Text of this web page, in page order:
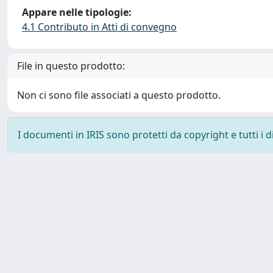
Appare nelle tipologie:
4.1 Contributo in Atti di convegno
File in questo prodotto:
Non ci sono file associati a questo prodotto.
I documenti in IRIS sono protetti da copyright e tutti i